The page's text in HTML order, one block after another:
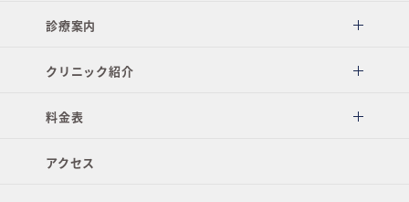
診療案内
クリニック紹介
料金表
アクセス